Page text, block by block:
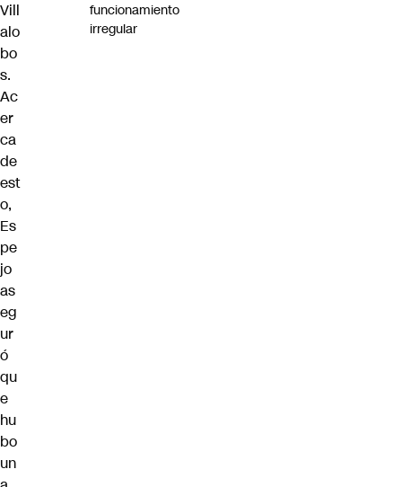
Vill
alo
bo
s.
Ac
er
ca
de
est
o,
Es
pe
jo
as
eg
ur
ó
qu
e
hu
bo
un
funcionamiento
irregular